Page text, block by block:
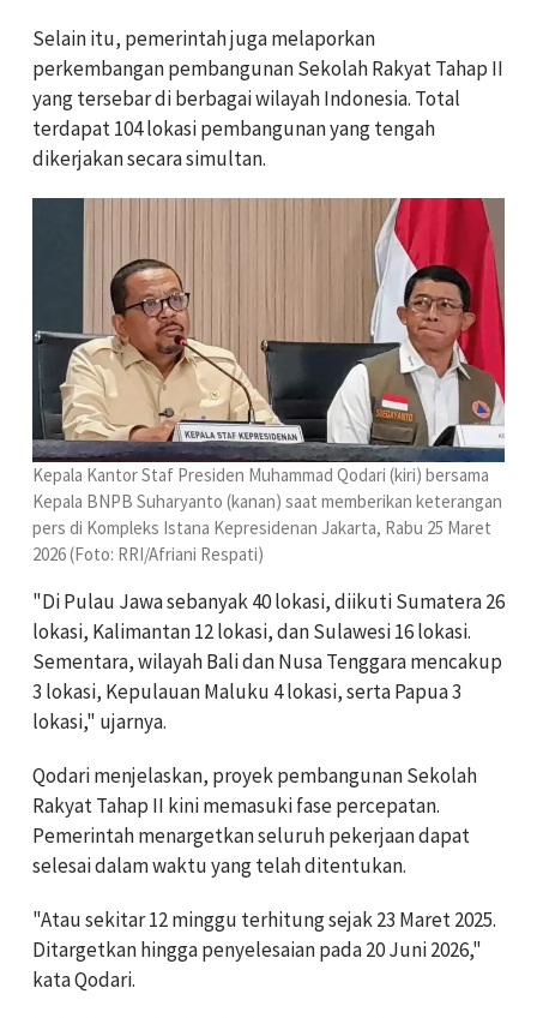
Selain itu, pemerintah juga melaporkan
perkembangan pembangunan Sekolah Rakyat Tahap II
yang tersebar di berbagai wilayah Indonesia. Total
terdapat 104 lokasi pembangunan yang tengah
dikerjakan secara simultan.
Kepala Kantor Staf Presiden Muhammad Qodari (kiri) bersama
Kepala BNPB Suharyanto (kanan) saat memberikan keterangan
pers di Kompleks Istana Kepresidenan Jakarta, Rabu 25 Maret
2026 (Foto: RRI/Afriani Respati)
"Di Pulau Jawa sebanyak 40 lokasi, diikuti Sumatera 26
lokasi, Kalimantan 12 lokasi, dan Sulawesi 16 lokasi.
Sementara, wilayah Bali dan Nusa Tenggara mencakup
3 lokasi, Kepulauan Maluku 4 lokasi, serta Papua 3
lokasi," ujarnya.
Qodari menjelaskan, proyek pembangunan Sekolah
Rakyat Tahap II kini memasuki fase percepatan.
Pemerintah menargetkan seluruh pekerjaan dapat
selesai dalam waktu yang telah ditentukan.
"Atau sekitar 12 minggu terhitung sejak 23 Maret 2025.
Ditargetkan hingga penyelesaian pada 20 Juni 2026,"
kata Qodari.